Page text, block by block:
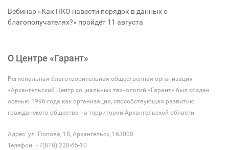
Вебинар «Как НКО навести порядок в данных о
благополучателях?» пройдёт 11 августа
О Центре «Гарант»
Региональная благотворительная общественная организация
«Архангельский Центр социальных технологий «Гарант» был создан
осенью 1996 года как организация, способствующая развитию
гражданского общества на территории Архангельской области
Адрес: ул. Попова, 18, Архангельск, 163000
Телефон: +7(818) 220-65-10